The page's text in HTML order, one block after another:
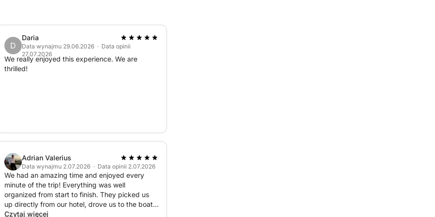
D
Daria
Data wynajmu 29.06.2026 · Data opinii
27.07.2026
We really enjoyed this experience. We are
thrilled!
Adrian Valerius
Data wynajmu 2.07.2026 · Data opinii 2.07.2026
We had an amazing time and enjoyed every
minute of the trip! Everything was well
organized from start to finish. They picked us
up directly from our hotel, drove us to the boat,
and brought us back afterward, which made the
Czytaj więcej